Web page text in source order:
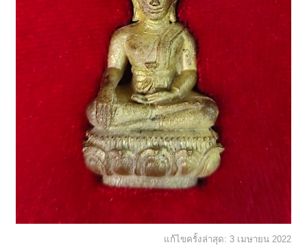
แก้ไขครั้งล่าสุด: 3 เมษายน 2022